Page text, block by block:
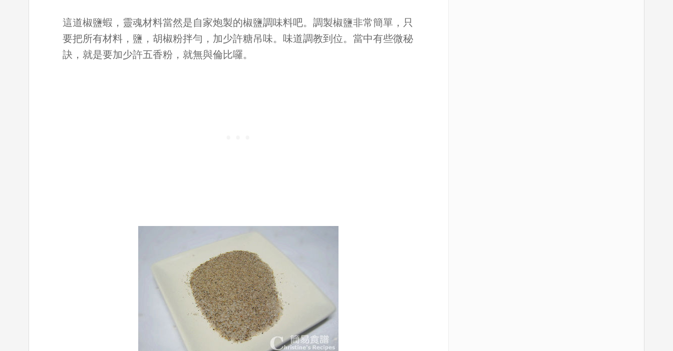
這道椒鹽蝦，靈魂材料當然是自家炮製的椒鹽調味料吧。調製椒鹽非常簡單，只
要把所有材料，鹽，胡椒粉拌勻，加少許糖吊味。味道調教到位。當中有些微秘
訣，就是要加少許五香粉，就無與倫比囉。